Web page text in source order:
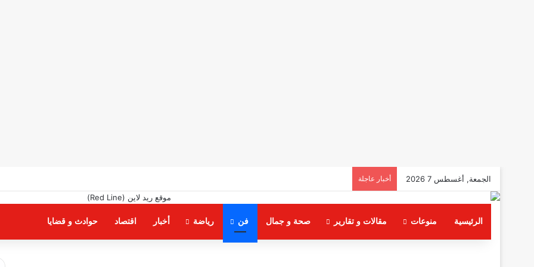
الجمعة, أغسطس 7 2026 أخبار عاجلة
الرئيسية منوعات مقالات و تقارير صحة و جمال فن رياضة أخبار اقتصاد حوادث و قضايا